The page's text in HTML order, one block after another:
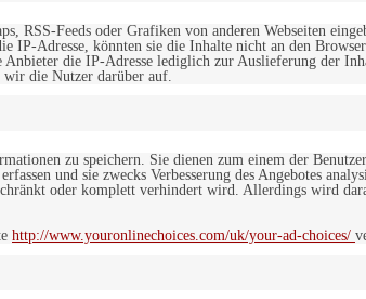
RSS-Feeds oder Grafiken von anderen Webseiten
IP-Adresse, könnten sie die Inhalte nicht an den
die IP-Adresse lediglich zur Auslieferung der
die Nutzer darüber auf.
zu speichern. Sie dienen zum einem der
und sie zwecks Verbesserung des Angebotes
oder komplett verhindert wird. Allerdings wird
http://www.youronlinechoices.com/uk/your-ad-choices/